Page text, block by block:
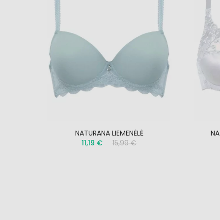
NATURANA LIEMENĖLĖ
11,19 €
15,99 €